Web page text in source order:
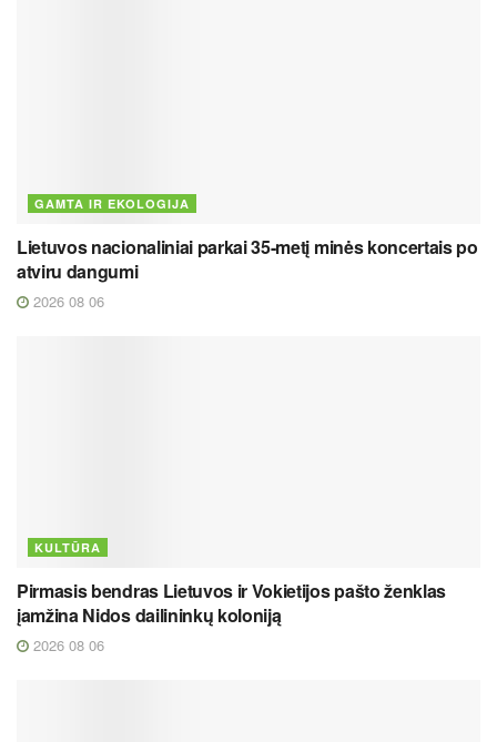
GAMTA IR EKOLOGIJA
Lietuvos nacionaliniai parkai 35-metį minės koncertais po
atviru dangumi
2026 08 06
KULTŪRA
Pirmasis bendras Lietuvos ir Vokietijos pašto ženklas
įamžina Nidos dailininkų koloniją
2026 08 06